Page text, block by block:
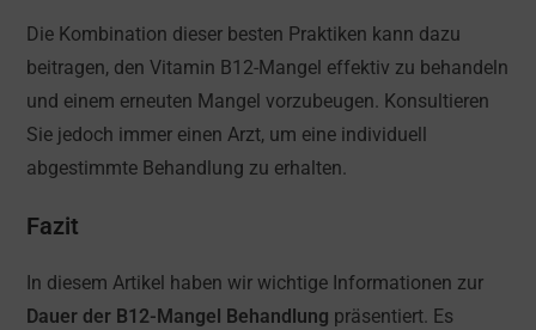
Die Kombination dieser besten Praktiken kann dazu
beitragen, den Vitamin B12-Mangel effektiv zu behandeln
und einem erneuten Mangel vorzubeugen. Konsultieren
Sie jedoch immer einen Arzt, um eine individuell
abgestimmte Behandlung zu erhalten.
Fazit
In diesem Artikel haben wir wichtige Informationen zur
Dauer der B12-Mangel Behandlung präsentiert. Es